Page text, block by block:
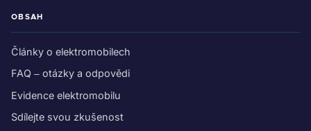
OBSAH
Články o elektromobilech
FAQ – otázky a odpovědi
Evidence elektromobilu
Sdílejte svou zkušenost